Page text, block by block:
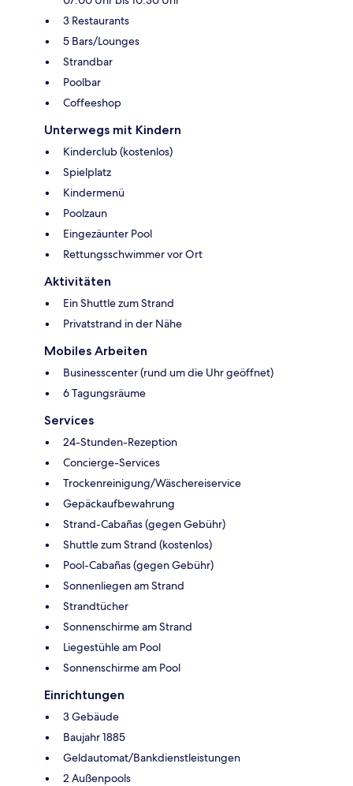
3 Restaurants
5 Bars/Lounges
Strandbar
Poolbar
Coffeeshop
Unterwegs mit Kindern
Kinderclub (kostenlos)
Spielplatz
Kindermenü
Poolzaun
Eingezäunter Pool
Rettungsschwimmer vor Ort
Aktivitäten
Ein Shuttle zum Strand
Privatstrand in der Nähe
Mobiles Arbeiten
Businesscenter (rund um die Uhr geöffnet)
6 Tagungsräume
Services
24-Stunden-Rezeption
Concierge-Services
Trockenreinigung/Wäschereiservice
Gepäckaufbewahrung
Strand-Cabañas (gegen Gebühr)
Shuttle zum Strand (kostenlos)
Pool-Cabañas (gegen Gebühr)
Sonnenliegen am Strand
Strandtücher
Sonnenschirme am Strand
Liegestühle am Pool
Sonnenschirme am Pool
Einrichtungen
3 Gebäude
Baujahr 1885
Geldautomat/Bankdienstleistungen
2 Außenpools